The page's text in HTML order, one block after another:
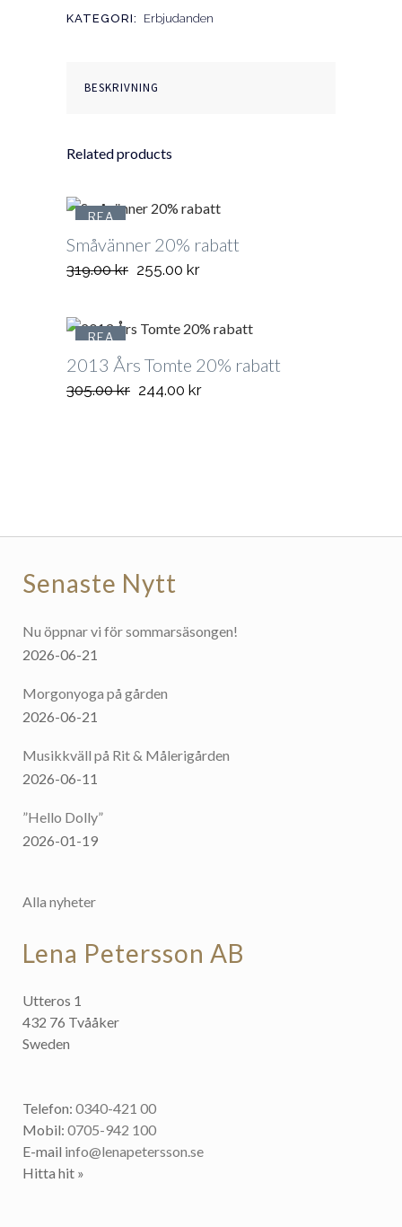
KATEGORI: Erbjudanden
BESKRIVNING
Related products
REA
Småvänner 20% rabatt
319.00kr Det
var:
319.00 kr.
255.00 krDet
är:
255.00 kr.
REA
2013 Års Tomte 20% rabatt
305.00kr Det
244.00 krDet
Senaste Nytt
Nu öppnar vi för sommarsäsongen!
2026-06-21
Morgonyoga på gården
2026-06-21
Musikkväll på Rit & Målerigården
2026-06-11
”Hello Dolly”
2026-01-19
Alla nyheter
Lena Petersson AB
Utteros 1
432 76 Tvååker
Sweden
Telefon: 0340-421 00
Mobil: 0705-942 100
E-mail info@lenapetersson.se
Hitta hit »